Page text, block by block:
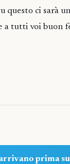
questo ci sarà
a tutti voi buon
prima